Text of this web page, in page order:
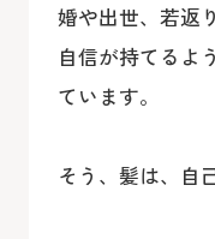
婚や出世、若返
自信が持てるよ
ています。
そう、髪は、自